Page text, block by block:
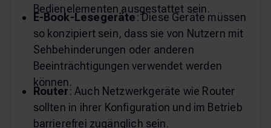
Bedienelementen ausgestattet sein.
E-Book-Lesegeräte: Diese Geräte müssen
so konzipiert sein, dass sie von Nutzern mit
Sehbehinderungen oder anderen
Beeinträchtigungen verwendet werden
können.
Router: Auch Netzwerkgeräte wie Router
sollten in ihrer Konfiguration und im Betrieb
barrierefrei zugänglich sein.